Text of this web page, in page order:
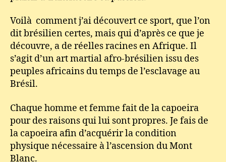
Voilà comment j’ai découvert ce sport, que l’on
dit brésilien certes, mais qui d’après ce que je
découvre, a de réelles racines en Afrique. Il
s’agit d’un art martial afro-brésilien issu des
peuples africains du temps de l’esclavage au
Brésil.
Chaque homme et femme fait de la capoeira
pour des raisons qui lui sont propres. Je fais de
la capoeira afin d’acquérir la condition
physique nécessaire à l’ascension du Mont
Blanc.